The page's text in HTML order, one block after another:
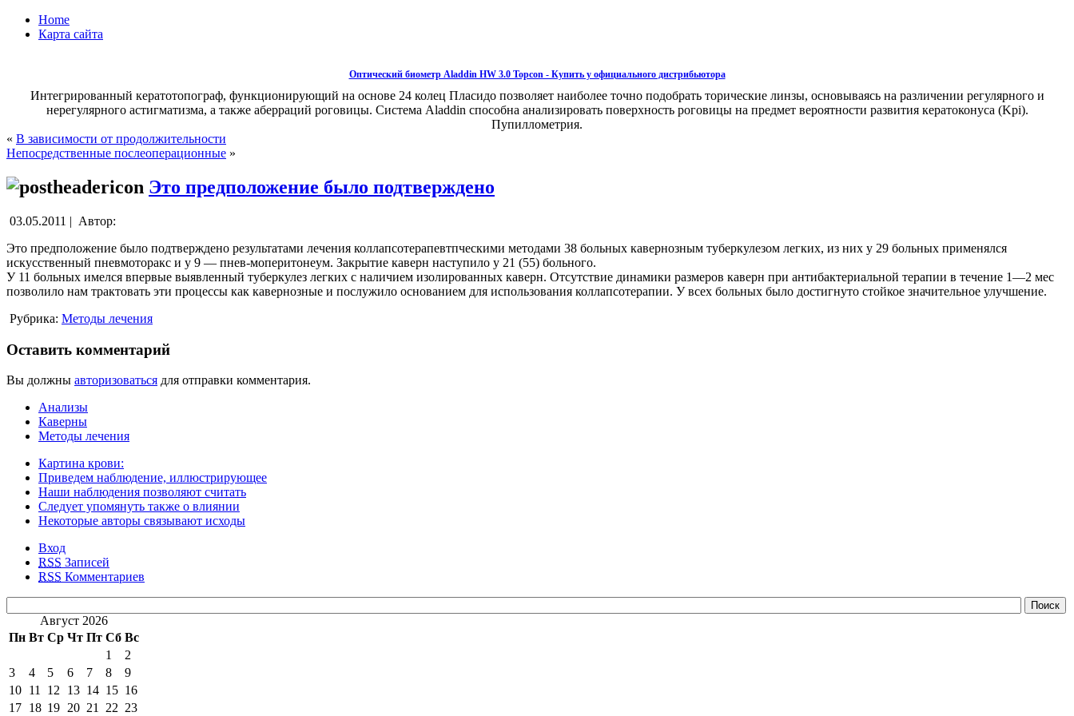
Home
Карта сайта
Оптический биометр Aladdin HW 3.0 Topcon - Купить у официального дистрибьютора
Интегрированный кератотопограф, функционирующий на основе 24 колец Пласидо позволяет наиболее точно подобрать торические линзы, основываясь на различении регулярного и
нерегулярного астигматизма, а также аберраций роговицы. Система Aladdin способна анализировать поверхность роговицы на предмет вероятности развития кератоконуса (Kpi).
Пупиллометрия.
« В зависимости от продолжительности
Непосредственные послеоперационные »
Это предположение было подтверждено
03.05.2011 | Автор:
Это предположение было подтверждено результатами лечения коллапсотерапевтпческими методами 38 больных кавернозным туберкулезом легких, из них у 29 больных применялся
искусственный пневмоторакс и у 9 — пнев-моперитонеум. Закрытие каверн наступило у 21 (55) больного.
У 11 больных имелся впервые выявленный туберкулез легких с наличием изолированных каверн. Отсутствие динамики размеров каверн при антибактериальной терапии в течение 1—2 мес
позволило нам трактовать эти процессы как кавернозные и послужило основанием для использования коллапсотерапии. У всех больных было достигнуто стойкое значительное улучшение.
Рубрика: Методы лечения
Оставить комментарий
Вы должны авторизоваться для отправки комментария.
Анализы
Каверны
Методы лечения
Картина крови:
Приведем наблюдение, иллюстрирующее
Наши наблюдения позволяют считать
Следует упомянуть также о влиянии
Некоторые авторы связывают исходы
Вход
RSS Записей
RSS Комментариев
Август 2026
Пн Вт Ср Чт Пт Сб Вс
1
2
3
4 5 6 7 8
9
10 11 12 13 14 15 16
17 18 19 20 21 22 23